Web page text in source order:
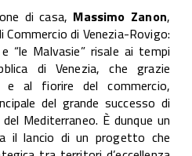
di casa, Massimo Zanon,
Commercio di Venezia-Rovigo:
“le Malvasie” risale ai tempi
di Venezia, che grazie
e al fiorire del commercio,
del grande successo di
Mediterraneo. È dunque un
il lancio di un progetto che